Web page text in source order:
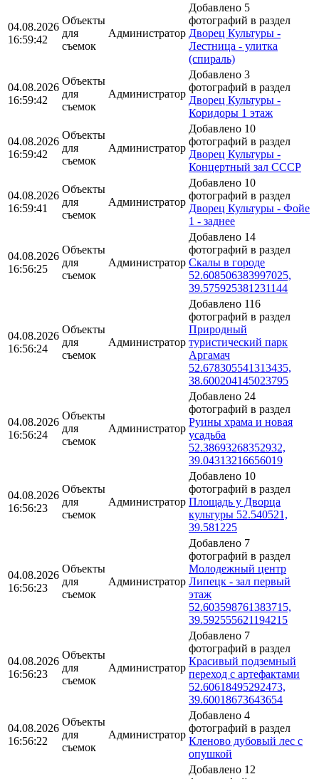
04.08.2026
16:59:42
Объекты
для
съемок
Администратор
Добавлено 5
фотографий в раздел
Дворец Культуры -
Лестница - улитка
(спираль)
04.08.2026
16:59:42
Объекты
для
съемок
Администратор
Добавлено 3
фотографий в раздел
Дворец Культуры -
Коридоры 1 этаж
04.08.2026
16:59:42
Объекты
для
съемок
Администратор
Добавлено 10
фотографий в раздел
Дворец Культуры -
Концертный зал СССР
04.08.2026
16:59:41
Объекты
для
съемок
Администратор
Добавлено 10
фотографий в раздел
Дворец Культуры - Фойе
1 - заднее
04.08.2026
16:56:25
Объекты
для
съемок
Администратор
Добавлено 14
фотографий в раздел
Скалы в городе
52.608506383997025,
39.575925381231144
04.08.2026
16:56:24
Объекты
для
съемок
Администратор
Добавлено 116
фотографий в раздел
Природный
туристический парк
Аргамач
52.678305541313435,
38.600204145023795
04.08.2026
16:56:24
Объекты
для
съемок
Администратор
Добавлено 24
фотографий в раздел
Руины храма и новая
усадьба
52.38693268352932,
39.04313216656019
04.08.2026
16:56:23
Объекты
для
съемок
Администратор
Добавлено 10
фотографий в раздел
Площадь у Дворца
культуры 52.540521,
39.581225
04.08.2026
16:56:23
Объекты
для
съемок
Администратор
Добавлено 7
фотографий в раздел
Молодежный центр
Липецк - зал первый
этаж
52.603598761383715,
39.592555621194215
04.08.2026
16:56:23
Объекты
для
съемок
Администратор
Добавлено 7
фотографий в раздел
Красивый подземный
переход с артефактами
52.60618495292473,
39.60018673643654
04.08.2026
16:56:22
Объекты
для
съемок
Администратор
Добавлено 4
фотографий в раздел
Кленово дубовый лес с
опушкой
Добавлено 12